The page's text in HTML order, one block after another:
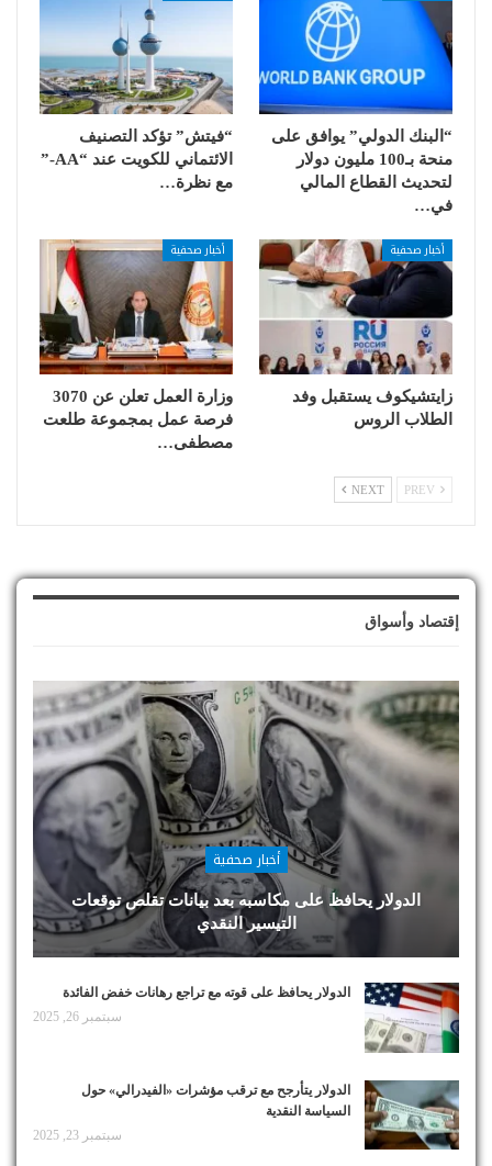
“البنك الدولي” يوافق على
منحة بـ100 مليون دولار
لتحديث القطاع المالي
في…
“فيتش” تؤكد التصنيف
الائتماني للكويت عند “AA-”
مع نظرة…
أخبار صحفية
زايتشيكوف يستقبل وفد
الطلاب الروس
أخبار صحفية
وزارة العمل تعلن عن 3070
فرصة عمل بمجموعة طلعت
مصطفى…
NEXT
إقتصاد وأسواق
أخبار صحفية
الدولار يحافظ على مكاسبه بعد بيانات تقلص توقعات
التيسير النقدي
الدولار يحافظ على قوته مع تراجع رهانات خفض الفائدة
سبتمبر 26, 2025
الدولار يتأرجح مع ترقب مؤشرات «الفيدرالي» حول
السياسة النقدية
سبتمبر 23, 2025